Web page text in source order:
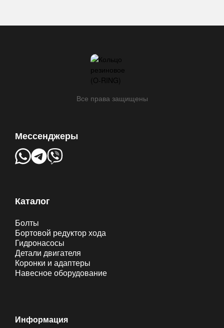
Все права защищены
Мессенджеры
Каталог
Болты
Бортовой редуктор хода
Гидронасосы
Детали двигателя
Коронки и адаптеры
Навесное оборудование
Информация